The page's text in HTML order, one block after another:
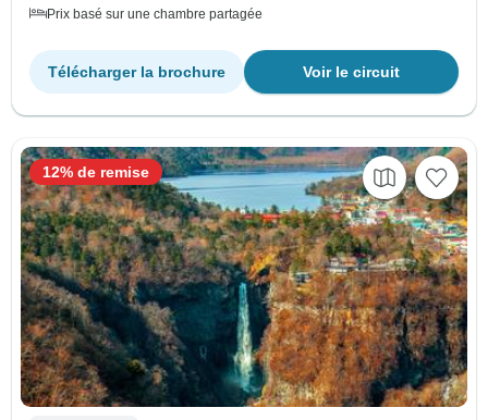
Prix basé sur une chambre partagée
Voir le circuit
Télécharger la brochure
12% de remise